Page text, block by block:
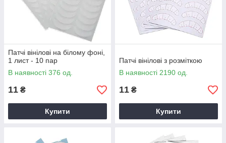
Патчі вінілові на білому фоні,
1 лист - 10 пар
В наявності 376 од.
11 ₴
Купити
Патчі вінілові з розміткою
В наявності 2190 од.
11 ₴
Купити